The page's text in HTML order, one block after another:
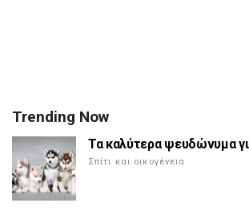
Trending Now
Τα καλύτερα ψευδώνυμα
Σπίτι και οικογένεια